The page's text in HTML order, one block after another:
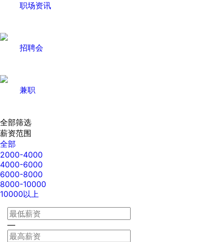
职场资讯
招聘会
兼职
全部筛选
薪资范围
全部
2000-4000
4000-6000
6000-8000
8000-10000
10000以上
—